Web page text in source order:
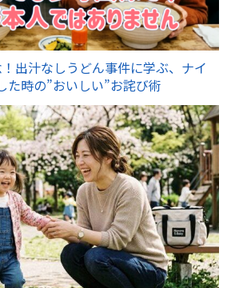
出汁なしうどん事件に学ぶ、ナイ
た時の”おいしい”お詫び術